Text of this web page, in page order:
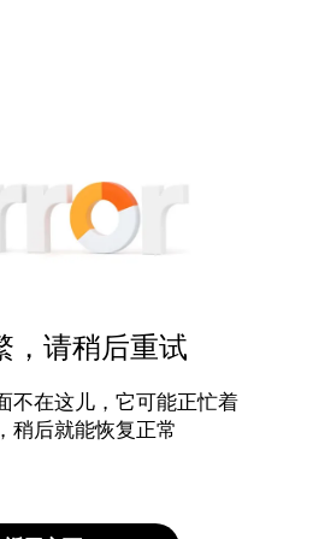
，请稍后重试
不在这儿，它可能正忙着
稍后就能恢复正常